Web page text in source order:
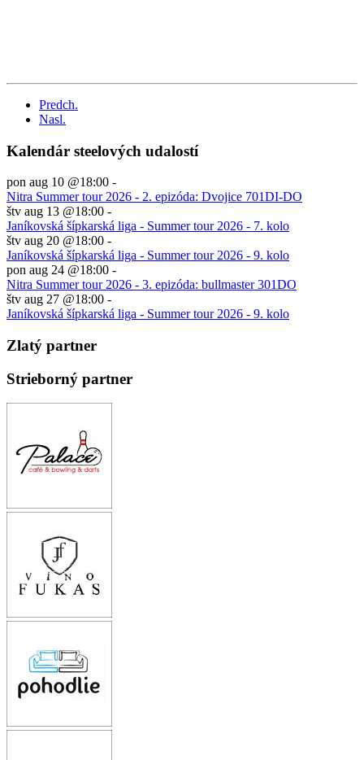
Predch.
Nasl.
Kalendár steelových udalostí
pon aug 10 @18:00 -
Nitra Summer tour 2026 - 2. epizóda: Dvojice 701DI-DO
štv aug 13 @18:00 -
Janíkovská šípkarská liga - Summer tour 2026 - 7. kolo
štv aug 20 @18:00 -
Janíkovská šípkarská liga - Summer tour 2026 - 9. kolo
pon aug 24 @18:00 -
Nitra Summer tour 2026 - 3. epizóda: bullmaster 301DO
štv aug 27 @18:00 -
Janíkovská šípkarská liga - Summer tour 2026 - 9. kolo
Zlatý partner
Strieborný partner